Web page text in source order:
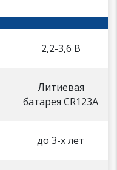
2,2-3,6 В
Литиевая
батарея CR123А
до 3-х лет